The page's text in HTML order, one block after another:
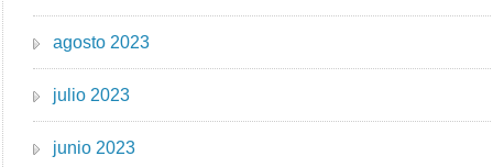
agosto 2023
julio 2023
junio 2023